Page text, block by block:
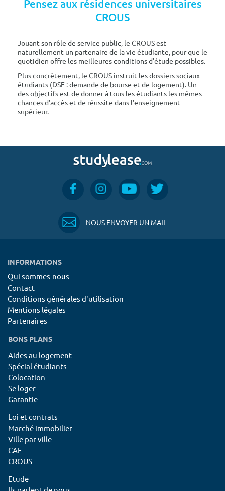
Pensez aux résidences universitaires
CROUS
Jouant son rôle de service public, le CROUS est
naturellement un partenaire de la vie étudiante, pour que le
quotidien offre les meilleures conditions d'étude possibles.
Plus concrètement, le CROUS instruit les dossiers sociaux
étudiants (DSE : demande de bourse et de logement). Un
des objectifs est de donner à tous les étudiants les mêmes
chances d'accès et de réussite dans l'enseignement
supérieur.
NOUS ENVOYER UN MAIL
INFORMATIONS
Qui sommes-nous
Contact
Conditions générales d'utilisation
Mentions légales
Partenaires
BONS PLANS
Aides au logement
Spécial étudiants
Colocation
Se loger
Garantie
Loi et contrats
Marché immobilier
Ville par ville
CAF
CROUS
Etude